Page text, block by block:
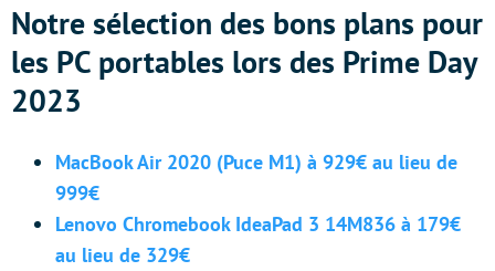
Notre sélection des bons plans pour
les PC portables lors des Prime Day
2023
MacBook Air 2020 (Puce M1) à 929€ au lieu de
999€
Lenovo Chromebook IdeaPad 3 14M836 à 179€
au lieu de 329€